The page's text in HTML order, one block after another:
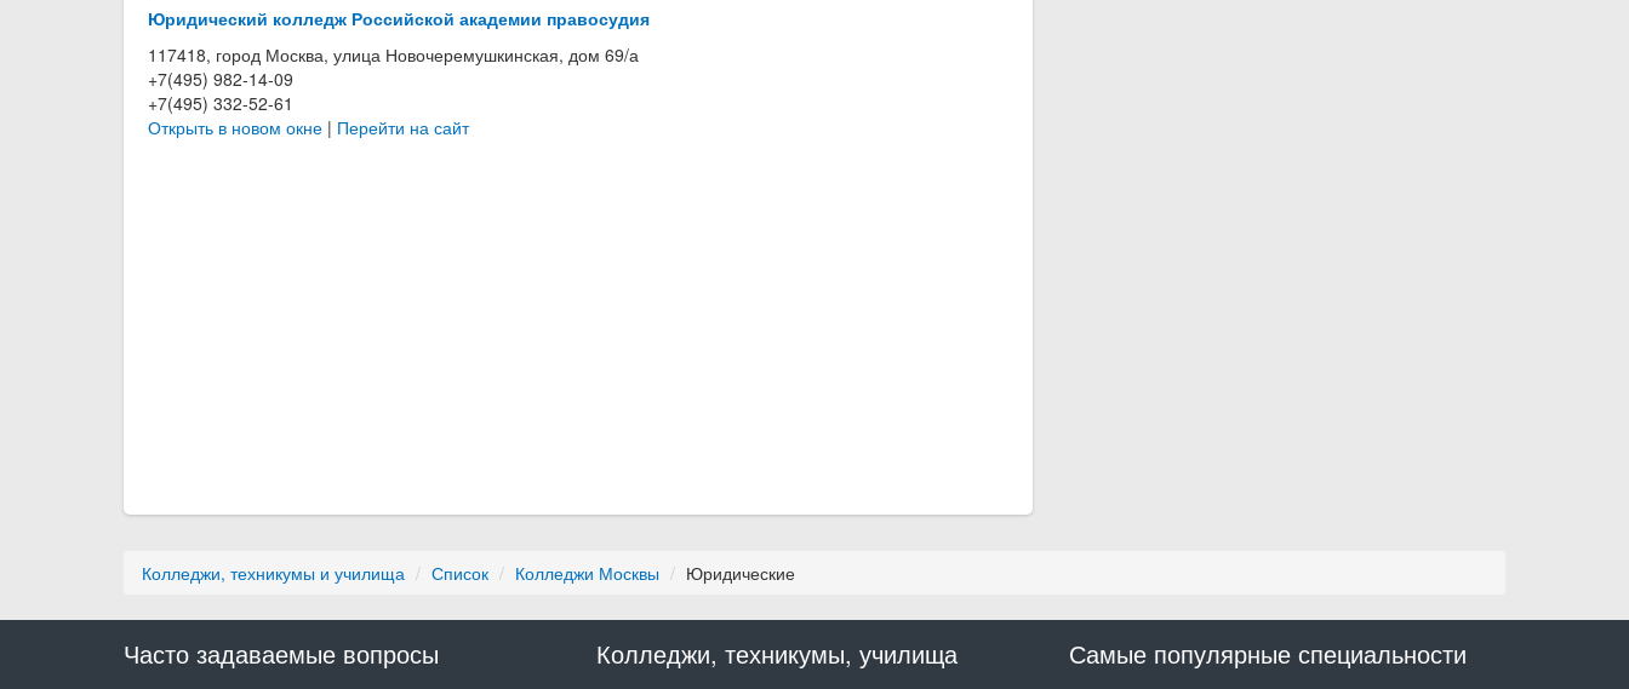
Юридический колледж Российской академии правосудия
117418, город Москва, улица Новочеремушкинская, дом 69/а
+7(495) 982-14-09
+7(495) 332-52-61
Открыть в новом окне | Перейти на сайт
Колледжи, техникумы и училища Список Колледжи Москвы Юридические
Часто задаваемые вопросы Колледжи, техникумы, училища Самые популярные специальности